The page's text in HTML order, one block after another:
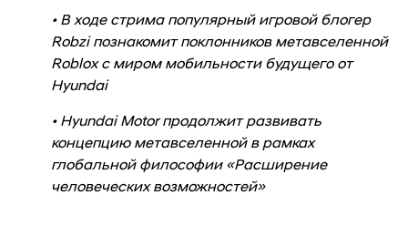
• В ходе стрима популярный игровой блогер
Robzi познакомит поклонников метавселенной
Roblox с миром мобильности будущего от
Hyundai
• Hyundai Motor продолжит развивать
концепцию метавселенной в рамках
глобальной философии «Расширение
человеческих возможностей»